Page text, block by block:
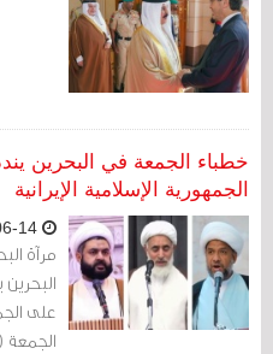
خطباء الجمعة في البحرين
الجمهورية الإسلامية الإيرانية
على